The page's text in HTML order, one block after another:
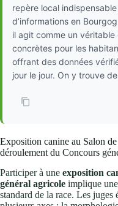
repère local
d’informations en
il agit comme un véritable
concrètes pour les
offrant des données
jour le jour. On y trouve
Exposition canine au Salon
déroulement du Concours
Participer à une exposition
général agricole implique
standard de la race. Les